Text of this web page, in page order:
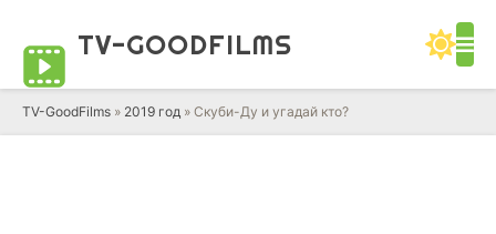
TV-GOODFILMS
TV-GoodFilms » 2019 год » Скуби-Ду и угадай кто?